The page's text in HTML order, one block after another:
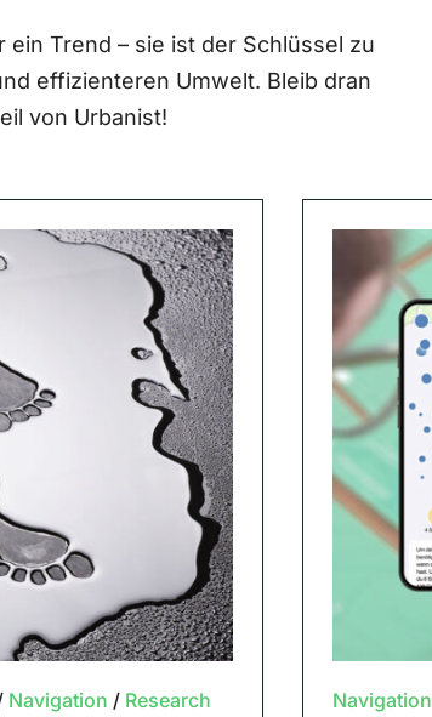
Trend – sie ist der Schlüssel zu
effizienteren Umwelt. Bleib dran
von Urbanist!
Navigation / Research Navigation